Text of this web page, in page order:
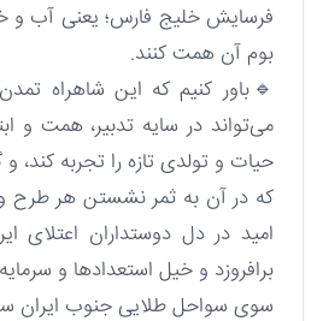
فرسایش خلیج فارس؛ یعنی آب و
بوم آن همت کنند.
🔹باور کنیم که این شاهراه
می‌تواند در سایه تدبیر، همت و
حیات و تولدی تازه را تجربه کند،
که در آن به ثمر نشستن هر طرح و
امید در دل دوستداران اعتلای
برافروزد و خیل استعدادها و
سوی سواحل طلایی جنوب ایران